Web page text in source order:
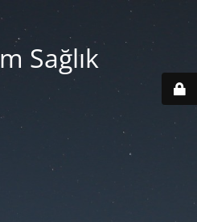
Sağlık